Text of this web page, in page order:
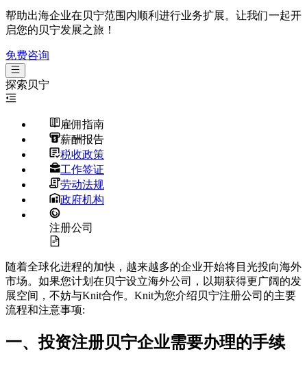
帮助出海企业在贝宁范围内顺利进行业务扩展。让我们一起开
启您的贝宁发展之旅！
免费咨询
探索贝宁
雇佣指南
薪酬报告
税收政策
工作签证
劳动法规
政府机构
注册公司
随着全球化进程的加快，越来越多的企业开始将目光投向海外
市场。如果您计划在贝宁设立海外公司，以期获得更广阔的发
展空间，不妨与Knit合作。Knit为您介绍贝宁注册公司的主要
流程和注意事项:
一、投资注册贝宁企业需要办理的手续